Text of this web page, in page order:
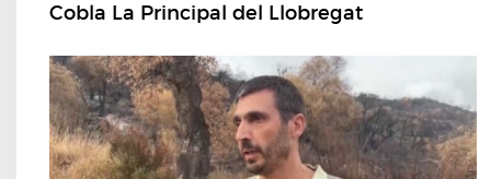
Cobla La Principal del Llobregat